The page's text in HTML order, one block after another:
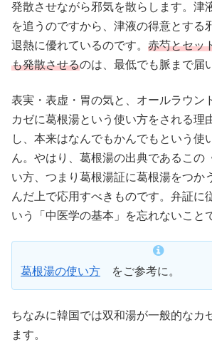
発散させながら邪気を散らします。津
を追うのですから、津液の得意とする
退熱に優れているのです。 赤芍とセッ
も発散させるのは、最低でも脈まで届
表実・表虚・胃の気と、オールラウン
カゼに葛根湯という使い方をされる理
し、本来はなんでもかんでもという使
ん。やはり、葛根湯の出典であるこの
い方、つまり葛根湯証に葛根湯をつか
んだ上で応用すべきものです。弁証に
いう「中医学の基本」を忘れないこと
葛根湯の使い方 をご参考に。
ちなみに韓国では双和湯が一般的なカ
ます。